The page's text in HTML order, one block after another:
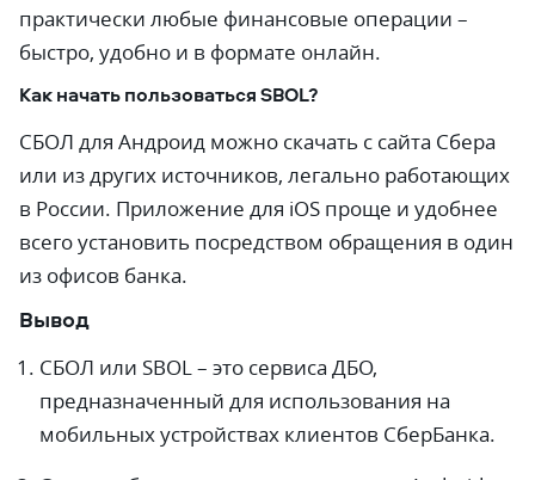
практически любые финансовые операции –
быстро, удобно и в формате онлайн.
Как начать пользоваться SBOL?
СБОЛ для Андроид можно скачать с сайта Сбера
или из других источников, легально работающих
в России. Приложение для iOS проще и удобнее
всего установить посредством обращения в один
из офисов банка.
Вывод
СБОЛ или SBOL – это сервиса ДБО,
предназначенный для использования на
мобильных устройствах клиентов СберБанка.